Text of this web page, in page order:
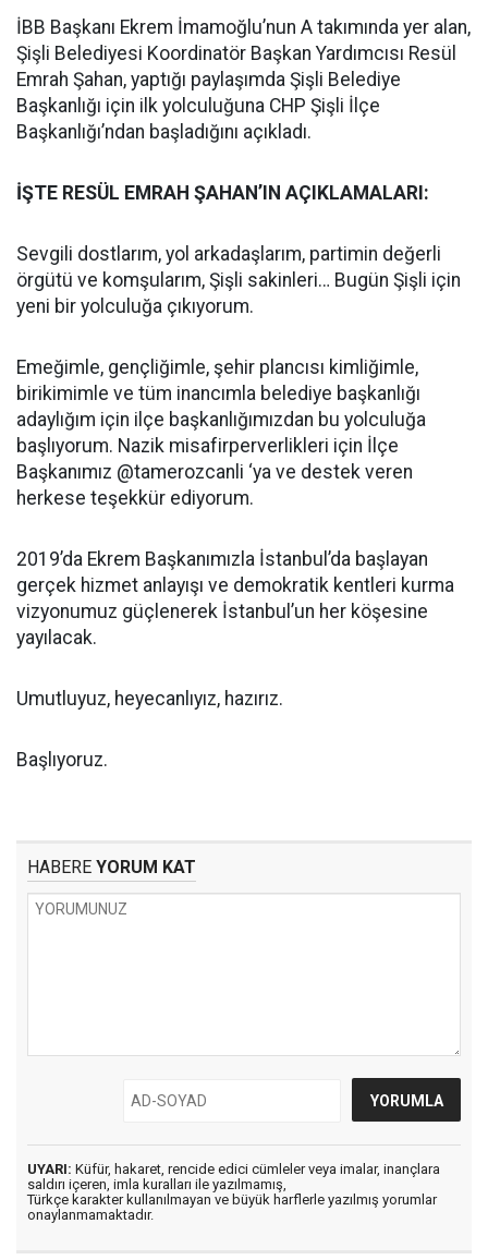
İBB Başkanı Ekrem İmamoğlu’nun A takımında yer alan,
Şişli Belediyesi Koordinatör Başkan Yardımcısı Resül
Emrah Şahan, yaptığı paylaşımda Şişli Belediye
Başkanlığı için ilk yolculuğuna CHP Şişli İlçe
Başkanlığı’ndan başladığını açıkladı.
İŞTE RESÜL EMRAH ŞAHAN’IN AÇIKLAMALARI:
Sevgili dostlarım, yol arkadaşlarım, partimin değerli
örgütü ve komşularım, Şişli sakinleri… Bugün Şişli için
yeni bir yolculuğa çıkıyorum.
Emeğimle, gençliğimle, şehir plancısı kimliğimle,
birikimimle ve tüm inancımla belediye başkanlığı
adaylığım için ilçe başkanlığımızdan bu yolculuğa
başlıyorum. Nazik misafirperverlikleri için İlçe
Başkanımız @tamerozcanli ‘ya ve destek veren
herkese teşekkür ediyorum.
2019’da Ekrem Başkanımızla İstanbul’da başlayan
gerçek hizmet anlayışı ve demokratik kentleri kurma
vizyonumuz güçlenerek İstanbul’un her köşesine
yayılacak.
Umutluyuz, heyecanlıyız, hazırız.
Başlıyoruz.
HABERE YORUM KAT
UYARI: Küfür, hakaret, rencide edici cümleler veya imalar, inançlara
saldırı içeren, imla kuralları ile yazılmamış,
Türkçe karakter kullanılmayan ve büyük harflerle yazılmış yorumlar
onaylanmamaktadır.